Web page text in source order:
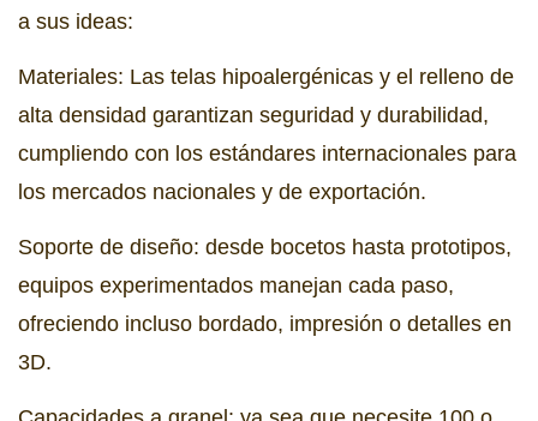
a sus ideas:
Materiales: Las telas hipoalergénicas y el relleno de
alta densidad garantizan seguridad y durabilidad,
cumpliendo con los estándares internacionales para
los mercados nacionales y de exportación.
Soporte de diseño: desde bocetos hasta prototipos,
equipos experimentados manejan cada paso,
ofreciendo incluso bordado, impresión o detalles en
3D.